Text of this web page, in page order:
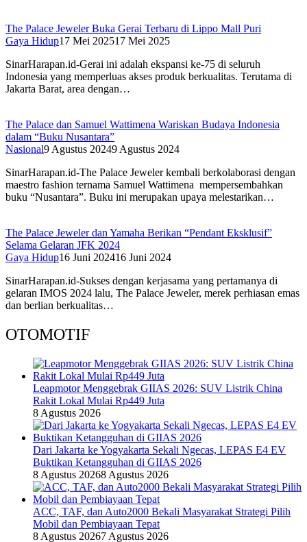
The Palace Jeweler Buka Gerai Terbaru di Lippo Mall Puri
Gaya Hidup17 Mei 202517 Mei 2025
SinarHarapan.id-Gerai ini adalah ekspansi ke-75 di seluruh
Indonesia yang memperluas akses produk berkualitas. Terutama di
Jakarta Barat, area dengan…
The Palace dan Samuel Wattimena Wariskan Budaya Indonesia
dalam “Buku Nusantara”
Nasional9 Agustus 20249 Agustus 2024
SinarHarapan.id-The Palace Jeweler kembali berkolaborasi dengan
maestro fashion ternama Samuel Wattimena mempersembahkan
buku “Nusantara”. Buku ini merupakan upaya melestarikan…
The Palace Jeweler dan Yamaha Berikan “Pendant Eksklusif”
Selama Gelaran JFK 2024
Gaya Hidup16 Juni 202416 Juni 2024
SinarHarapan.id-Sukses dengan kerjasama yang pertamanya di
gelaran IMOS 2024 lalu, The Palace Jeweler, merek perhiasan emas
dan berlian berkualitas…
OTOMOTIF
Leapmotor Menggebrak GIIAS 2026: SUV Listrik China
Rakit Lokal Mulai Rp449 Juta
8 Agustus 2026
Dari Jakarta ke Yogyakarta Sekali Ngecas, LEPAS E4 EV
Buktikan Ketangguhan di GIIAS 2026
8 Agustus 20268 Agustus 2026
ACC, TAF, dan Auto2000 Bekali Masyarakat Strategi Pilih
Mobil dan Pembiayaan Tepat
8 Agustus 20267 Agustus 2026